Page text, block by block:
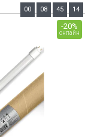
-20%
онлайн
00 08 45 13